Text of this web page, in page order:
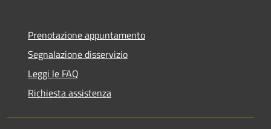
Prenotazione appuntamento
Segnalazione disservizio
Leggi le FAQ
Richiesta assistenza